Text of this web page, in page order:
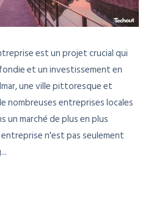
est un projet crucial qui
et un investissement en
une ville pittoresque et
nombreuses entreprises locales
un marché de plus en plus
n'est pas seulement